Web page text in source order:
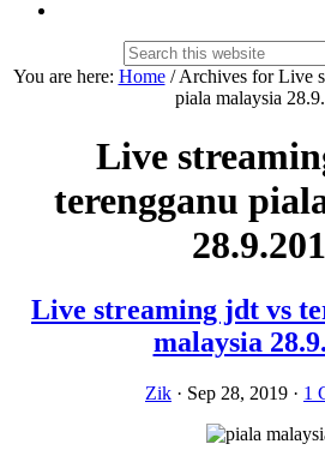
Search
this
website
Hide
Search
You are here: Home /Archives for Live
piala malaysia
Live
terengganu
Live streaming jdt vs
malaysia
Zik · Sep 28, 2019 · 1